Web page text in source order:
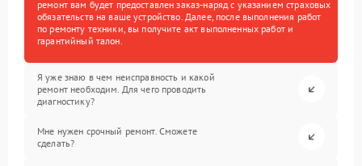
ремонт вам будет предоставлен заказ-наряд с указанием страховых
обязательств на ваше устройство. Далее, после выполнения работ
по ремонту техники, вы получите акт выполненных работ и
гарантийный талон.
Я уже знаю в чем неисправность и какой
ремонт необходим. Для чего проводить
диагностику?
Мне нужен срочный ремонт. Сможете
сделать?